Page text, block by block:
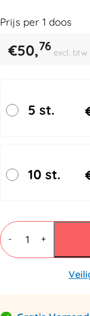
Prijs per 1 doos
€50,76 excl. btw
5 st.
10 st.
-
Plastic
zakken
300mmx450mm
50my
+